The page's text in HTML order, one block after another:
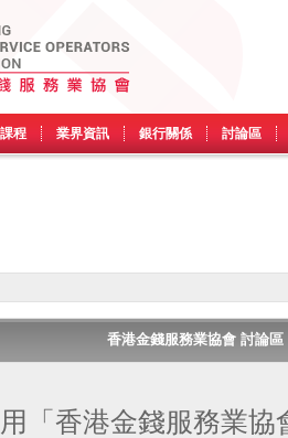
程 業界資訊 銀行關係 討論區
香港金錢服務業協會 討論
「香港金錢服務業